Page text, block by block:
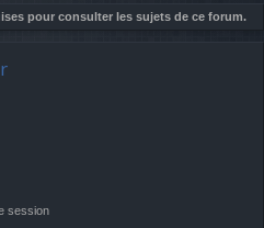
ex
ist
pour consulter les sujets de ce forum.
session